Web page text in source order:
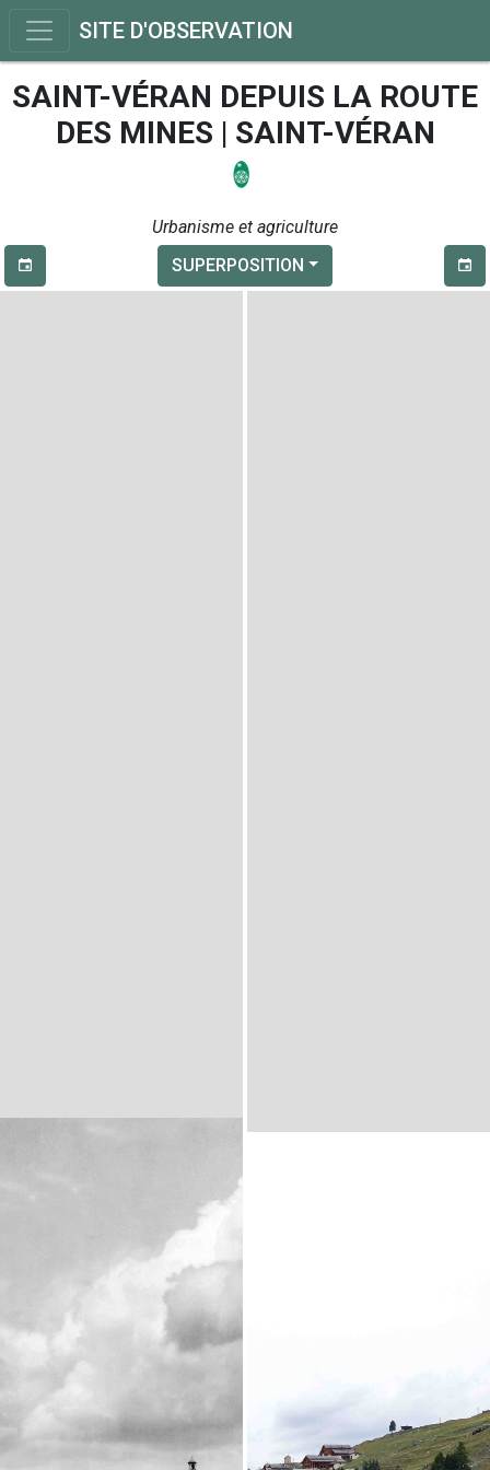
SITE D'OBSERVATION
SAINT-VÉRAN DEPUIS LA ROUTE
DES MINES | SAINT-VÉRAN
Urbanisme et agriculture
SUPERPOSITION